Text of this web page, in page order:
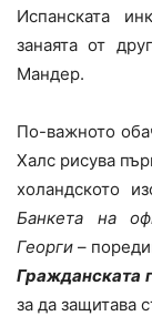
Испанската
занаята от
Мандер.
По-важното
Халс рисува
холандското
Банкета на
Георги –
Гражданската
за да защитава